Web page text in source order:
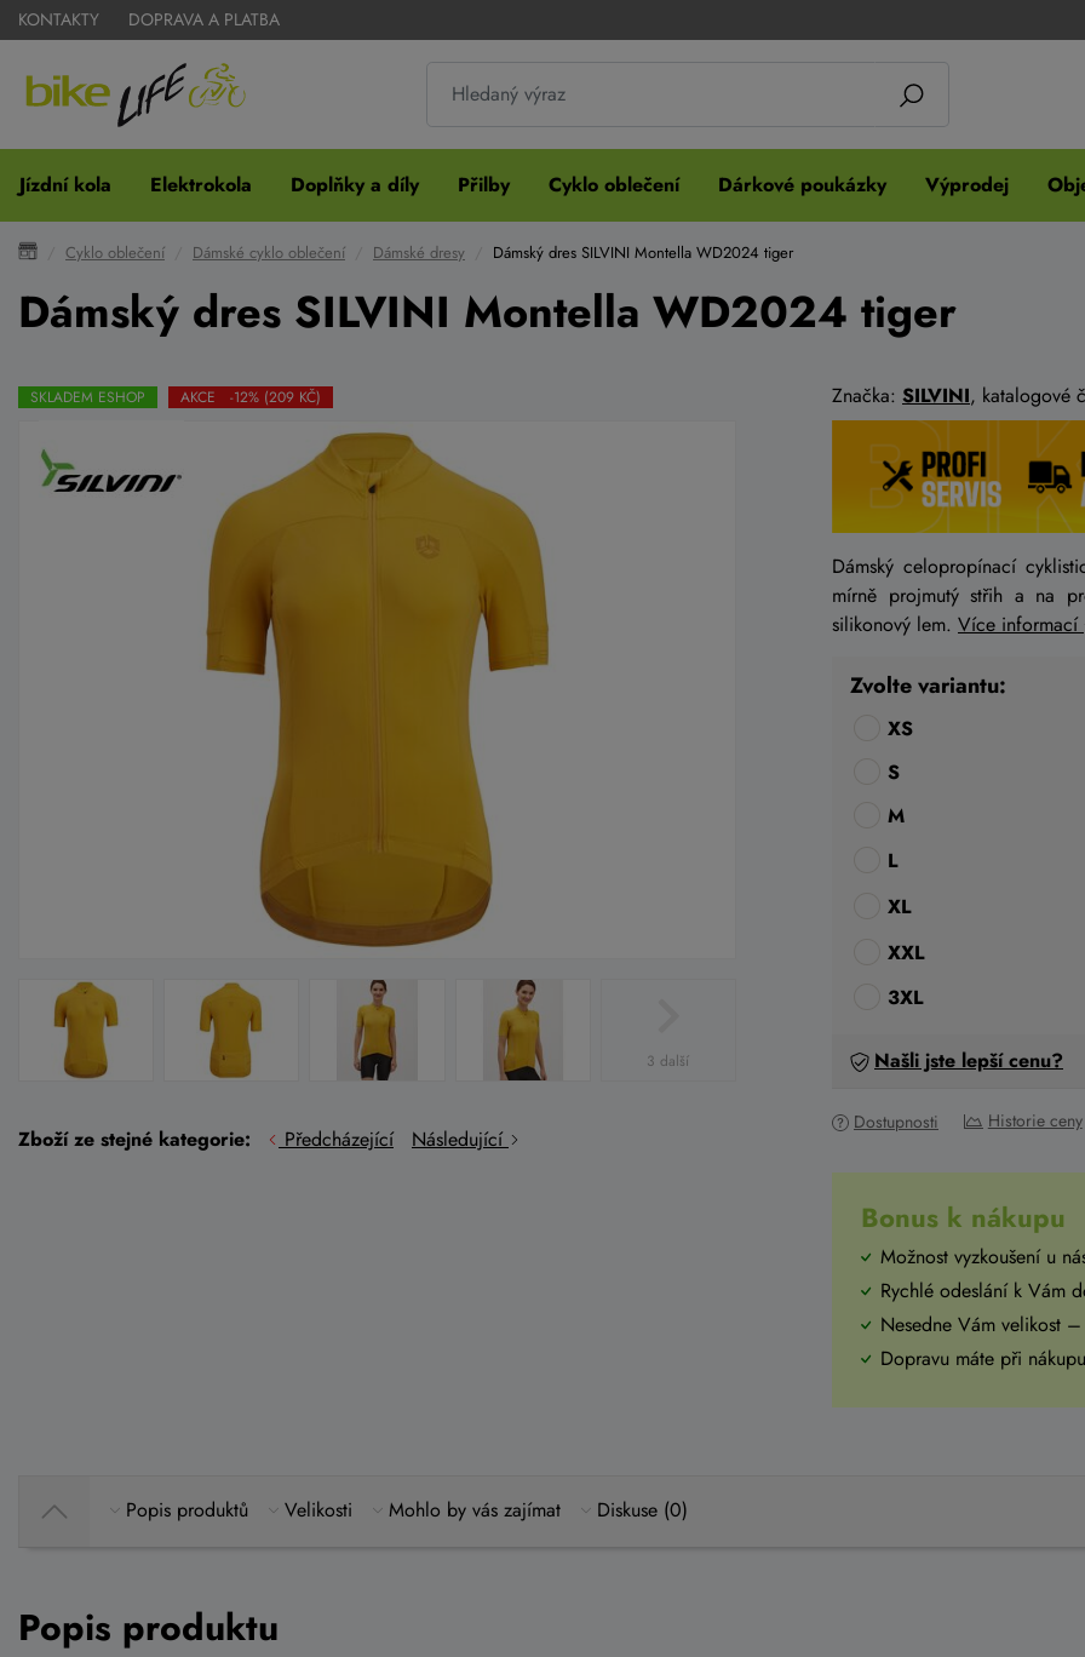
KONTAKTY DOPRAVA A PLATBA
Jízdní kola Elektrokola Doplňky a díly Přilby Cyklo oblečení Dárkové poukázky Výprodej
Cyklo oblečení Dámské cyklo oblečení Dámské dresy Dámský dres SILVINI Montella WD2024 tiger
Dámský dres SILVINI Montella WD2024 tiger
SKLADEM ESHOP AKCE -12% (209 KČ)
3 další
Zboží ze stejné kategorie: Předcházející Následující
Značka: SILVINI, katalogové
Dámský celopropínací
mírně projmutý střih a na
silikonový lem. Více informací
Zvolte variantu:
XS
S
M
L
XL
XXL
3XL
Našli jste lepší cenu?
Dostupnosti Historie ceny
Bonus k nákupu
Možnost vyzkoušení u
Rychlé odeslání k Vám
Nesedne Vám velikost
Dopravu máte při
Popis produktů Velikosti Mohlo by vás zajímat Diskuse (0)
Popis produktu